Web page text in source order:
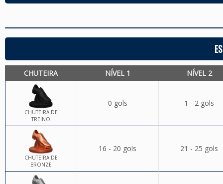
CHUTEIRA NÍVEL 1 NÍVEL 2
CHUTEIRA DE
TREINO
0 gols 1 - 2 gols
CHUTEIRA DE
BRONZE
16 - 20 gols 21 - 25 gols